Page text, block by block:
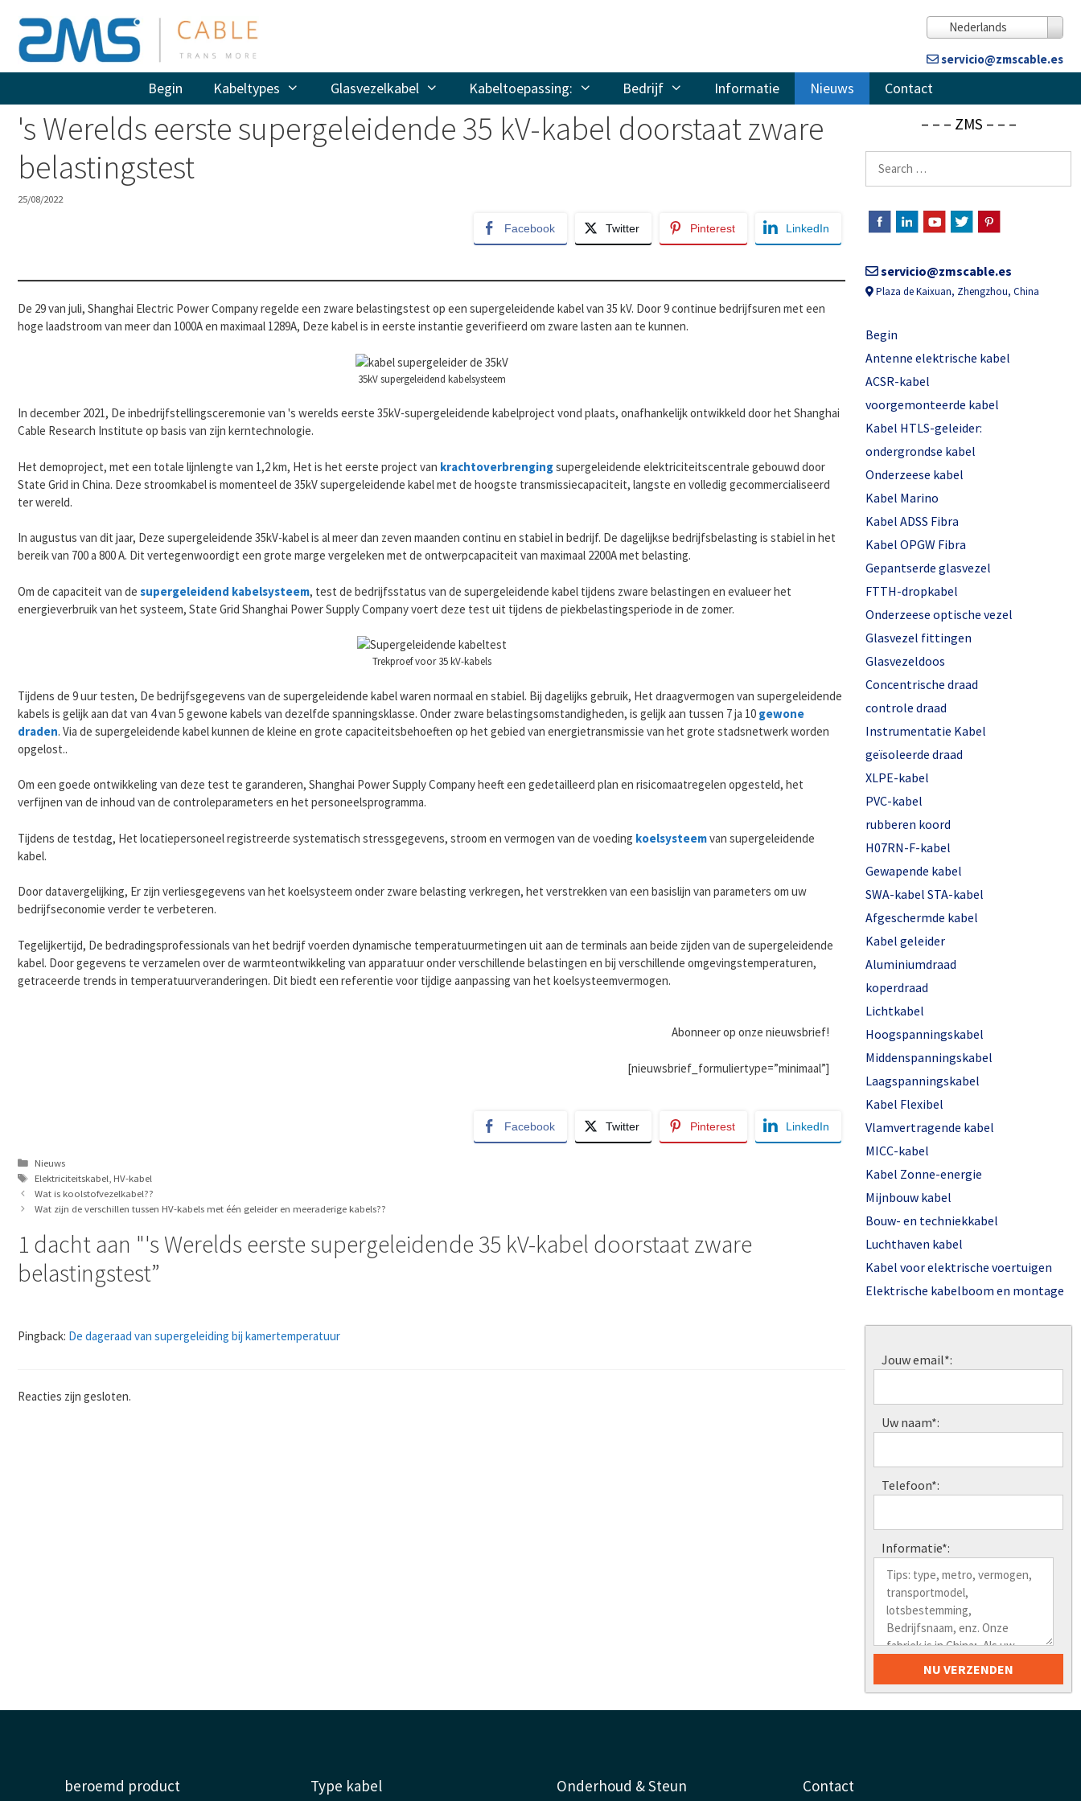
naar
artikel
Nederlands
servicio@zmscable.es
Begin Kabeltypes Glasvezelkabel Kabeltoepassing: Bedrijf Informatie Nieuws Contact
's Werelds eerste supergeleidende 35 kV-kabel doorstaat zware
belastingstest
25/08/2022
Facebook Twitter Pinterest LinkedIn
De 29 van juli, Shanghai Electric Power Company regelde een zware belastingstest op een supergeleidende kabel van 35 kV. Door 9 continue bedrijfsuren met een
hoge laadstroom van meer dan 1000A en maximaal 1289A, Deze kabel is in eerste instantie geverifieerd om zware lasten aan te kunnen.
35kV supergeleidend kabelsysteem
In december 2021, De inbedrijfstellingsceremonie van 's werelds eerste 35kV-supergeleidende kabelproject vond plaats, onafhankelijk ontwikkeld door het Shanghai
Cable Research Institute op basis van zijn kerntechnologie.
Het demoproject, met een totale lijnlengte van 1,2 km, Het is het eerste project van krachtoverbrengingsupergeleidende elektriciteitscentrale gebouwd door
State Grid in China. Deze stroomkabel is momenteel de 35kV supergeleidende kabel met de hoogste transmissiecapaciteit, langste en volledig gecommercialiseerd
ter wereld.
In augustus van dit jaar, Deze supergeleidende 35kV-kabel is al meer dan zeven maanden continu en stabiel in bedrijf. De dagelijkse bedrijfsbelasting is stabiel in het
bereik van 700 a 800 A. Dit vertegenwoordigt een grote marge vergeleken met de ontwerpcapaciteit van maximaal 2200A met belasting.
Om de capaciteit van de supergeleidend kabelsysteem, test de bedrijfsstatus van de supergeleidende kabel tijdens zware belastingen en evalueer het
energieverbruik van het systeem, State Grid Shanghai Power Supply Company voert deze test uit tijdens de piekbelastingsperiode in de zomer.
Trekproef voor 35 kV-kabels
Tijdens de 9 uur testen, De bedrijfsgegevens van de supergeleidende kabel waren normaal en stabiel. Bij dagelijks gebruik, Het draagvermogen van supergeleidende
kabels is gelijk aan dat van 4 van 5 gewone kabels van dezelfde spanningsklasse. Onder zware belastingsomstandigheden, is gelijk aan tussen 7 ja 10 gewone
draden. Via de supergeleidende kabel kunnen de kleine en grote capaciteitsbehoeften op het gebied van energietransmissie van het grote stadsnetwerk worden
opgelost..
Om een ​​goede ontwikkeling van deze test te garanderen, Shanghai Power Supply Company heeft een gedetailleerd plan en risicomaatregelen opgesteld, het
verfijnen van de inhoud van de controleparameters en het personeelsprogramma.
Tijdens de testdag, Het locatiepersoneel registreerde systematisch stressgegevens, stroom en vermogen van de voeding koelsysteemvan supergeleidende
kabel.
Door datavergelijking, Er zijn verliesgegevens van het koelsysteem onder zware belasting verkregen, het verstrekken van een basislijn van parameters om uw
bedrijfseconomie verder te verbeteren.
Tegelijkertijd, De bedradingsprofessionals van het bedrijf voerden dynamische temperatuurmetingen uit aan de terminals aan beide zijden van de supergeleidende
kabel. Door gegevens te verzamelen over de warmteontwikkeling van apparatuur onder verschillende belastingen en bij verschillende omgevingstemperaturen,
getraceerde trends in temperatuurveranderingen. Dit biedt een referentie voor tijdige aanpassing van het koelsysteemvermogen.
Abonneer op onze nieuwsbrief!
[nieuwsbrief_formuliertype=”minimaal”]
Facebook Twitter Pinterest LinkedIn
Categorieën
Nieuws
Tags
Elektriciteitskabel HV-kabel
Wat is koolstofvezelkabel??
Wat zijn de verschillen tussen HV-kabels met één geleider en meeraderige kabels??
1 dacht aan "'s Werelds eerste supergeleidende 35 kV-kabel doorstaat zware
belastingstest”
Pingback: De dageraad van supergeleiding bij kamertemperatuur
Reacties zijn gesloten.
– – – ZMS – – –
Zoeken
servicio@zmscable.es
Plaza de Kaixuan, Zhengzhou, China
Begin
Antenne elektrische kabel
ACSR-kabel
voorgemonteerde kabel
Kabel HTLS-geleider:
ondergrondse kabel
Onderzeese kabel
Kabel Marino
Kabel ADSS Fibra
Kabel OPGW Fibra
Gepantserde glasvezel
FTTH-dropkabel
Onderzeese optische vezel
Glasvezel fittingen
Glasvezeldoos
Concentrische draad
controle draad
Instrumentatie Kabel
geïsoleerde draad
XLPE-kabel
PVC-kabel
rubberen koord
H07RN-F-kabel
Gewapende kabel
SWA-kabel STA-kabel
Afgeschermde kabel
Kabel geleider
Aluminiumdraad
koperdraad
Lichtkabel
Hoogspanningskabel
Middenspanningskabel
Laagspanningskabel
Kabel Flexibel
Vlamvertragende kabel
MICC-kabel
Kabel Zonne-energie
Mijnbouw kabel
Bouw- en techniekkabel
Luchthaven kabel
Kabel voor elektrische voertuigen
Elektrische kabelboom en montage
Jouw email*:
Uw naam*:
Telefoon*:
Informatie*:
beroemd product Type kabel Onderhoud & Steun Contact